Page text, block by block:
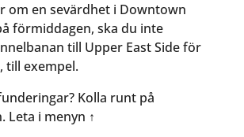
om en sevärdhet i Downtown
förmiddagen, ska du inte
till Upper East Side för
till exempel.
Kolla runt på
Leta i menyn ↑